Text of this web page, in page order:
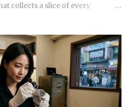
collects a slice of every
can budget with confidence
by a bill you never saw
automatically for most
calculate your estimated
costs, divide by 12, and
principal and interest